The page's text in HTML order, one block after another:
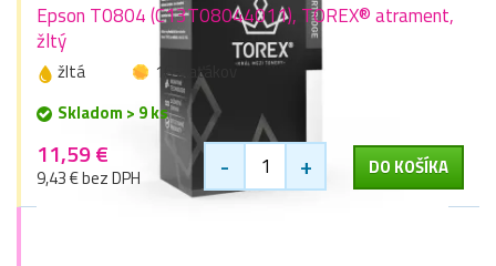
Epson T0804 (C13T08044011), TOREX® atrament,
žltý
žltá
16 zlaťákov
Skladom > 9 ks
11,59 €
9,43 € bez DPH - + DO KOŠÍKA